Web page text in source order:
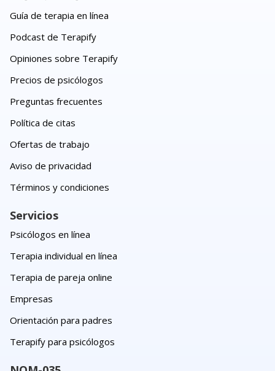
Guía de terapia en línea
Podcast de Terapify
Opiniones sobre Terapify
Precios de psicólogos
Preguntas frecuentes
Política de citas
Ofertas de trabajo
Aviso de privacidad
Términos y condiciones
Servicios
Psicólogos en línea
Terapia individual en línea
Terapia de pareja online
Empresas
Orientación para padres
Terapify para psicólogos